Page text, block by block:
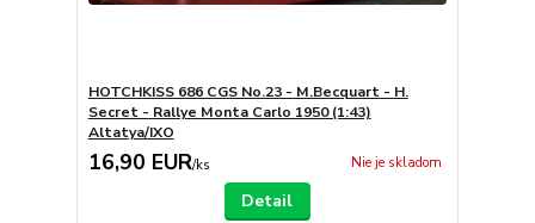
HOTCHKISS 686 CGS No.23 - M.Becquart - H.
Secret - Rallye Monta Carlo 1950 (1:43)
Altatya/IXO
16,90 EUR/ks Nie je skladom
Detail